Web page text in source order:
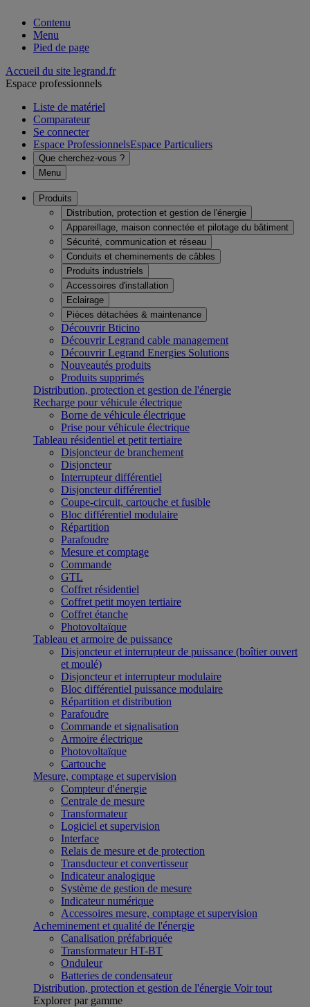
Contenu
Menu
Pied de page
Accueil du site legrand.fr
Espace professionnels
Liste de matériel
Comparateur
Se connecter
Espace ProfessionnelsEspace Particuliers
Que cherchez-vous ?
Menu
Produits
Distribution, protection et gestion de l'énergie
Appareillage, maison connectée et pilotage du bâtiment
Sécurité, communication et réseau
Conduits et cheminements de câbles
Produits industriels
Accessoires d'installation
Eclairage
Pièces détachées & maintenance
Découvrir Bticino
Découvrir Legrand cable management
Découvrir Legrand Energies Solutions
Nouveautés produits
Produits supprimés
Distribution, protection et gestion de l'énergie
Recharge pour véhicule électrique
Borne de véhicule électrique
Prise pour véhicule électrique
Tableau résidentiel et petit tertiaire
Disjoncteur de branchement
Disjoncteur
Interrupteur différentiel
Disjoncteur différentiel
Coupe-circuit, cartouche et fusible
Bloc différentiel modulaire
Répartition
Parafoudre
Mesure et comptage
Commande
GTL
Coffret résidentiel
Coffret petit moyen tertiaire
Coffret étanche
Photovoltaïque
Tableau et armoire de puissance
Disjoncteur et interrupteur de puissance (boîtier ouvert
et moulé)
Disjoncteur et interrupteur modulaire
Bloc différentiel puissance modulaire
Répartition et distribution
Parafoudre
Commande et signalisation
Armoire électrique
Photovoltaïque
Cartouche
Mesure, comptage et supervision
Compteur d'énergie
Centrale de mesure
Transformateur
Logiciel et supervision
Interface
Relais de mesure et de protection
Transducteur et convertisseur
Indicateur analogique
Système de gestion de mesure
Indicateur numérique
Accessoires mesure, comptage et supervision
Acheminement et qualité de l'énergie
Canalisation préfabriquée
Transformateur HT-BT
Onduleur
Batteries de condensateur
Distribution, protection et gestion de l'énergie Voir tout
Explorer par gamme